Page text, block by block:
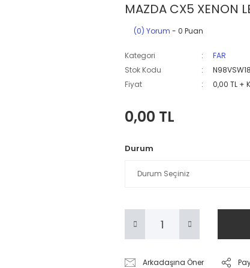
MAZDA CX5 XENON
(0) Yorum - 0 Puan
Kategori
FAR
Stok Kodu
Fiyat
0,00 TL +
0,00 TL
Durum
Arkadaşına Öner